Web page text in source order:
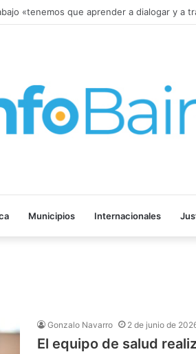
«tenemos que aprender a dialogar y a
Municipios Internacionales
Gonzalo Navarro 2 de junio de
El equipo de salud